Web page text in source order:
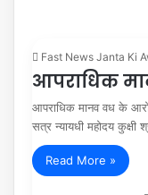
Fast News Janta Ki
आपराधिक
आपराधिक मानव वध के
सत्र न्यायधी महोदय कुक्षी
Read More »